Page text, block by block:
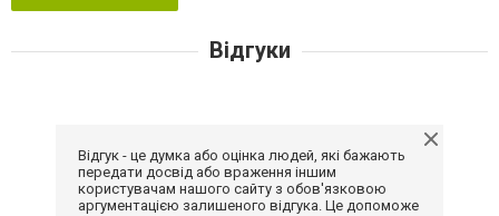
Відгуки
Відгук - це думка або оцінка людей, які бажають
передати досвід або враження іншим
користувачам нашого сайту з обов'язковою
аргументацією залишеного відгука. Це допоможе